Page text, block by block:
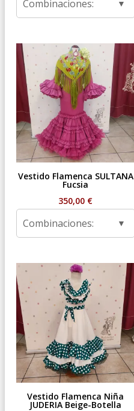
Combinaciones:
Vestido Flamenca SULTANA
Fucsia
350,00 €
Combinaciones:
Vestido Flamenca Niña
JUDERIA Beige-Botella